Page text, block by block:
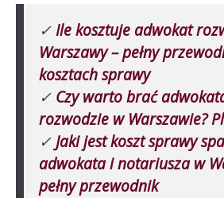
✓Ile kosztuje adwokat
Warszawy – pełny
kosztach sprawy
✓ Czy warto brać
rozwodzie w Warszawie?
✓ Jaki jest koszt sprawy
adwokata i notariusza w
pełny przewodnik